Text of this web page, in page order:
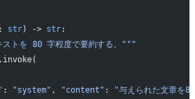
str) -> str:
トを 80 字程度で要約する。"""
: "system" , "content" :
"与えられた文章を